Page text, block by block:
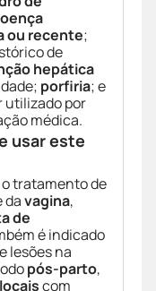
ou recente;
de
hepática
porfiria; e
utilizado por
médica.
usar este
tratamento de
davagina,
de
é indicado
lesões na
pós-parto,
com